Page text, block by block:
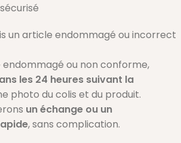
un article endommagé ou incorrect
endommagé ou non conforme,
les 24 heures suivant la
photo du colis et du produit.
un échange ou un
, sans complication.